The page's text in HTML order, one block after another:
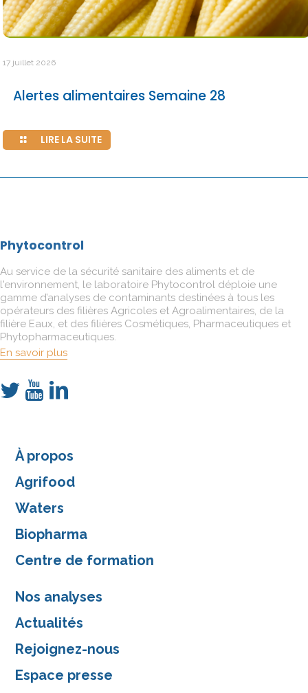
17 juillet 2026
Alertes alimentaires Semaine 28
LIRE LA SUITE
Phytocontrol
Au service de la sécurité sanitaire des aliments et de
l'environnement, le laboratoire Phytocontrol déploie une
gamme d’analyses de contaminants destinées à tous les
opérateurs des filières Agricoles et Agroalimentaires, de la
filière Eaux, et des filières Cosmétiques, Pharmaceutiques et
Phytopharmaceutiques.
En savoir plus
À propos
Agrifood
Waters
Biopharma
Centre de formation
Nos analyses
Actualités
Rejoignez-nous
Espace presse